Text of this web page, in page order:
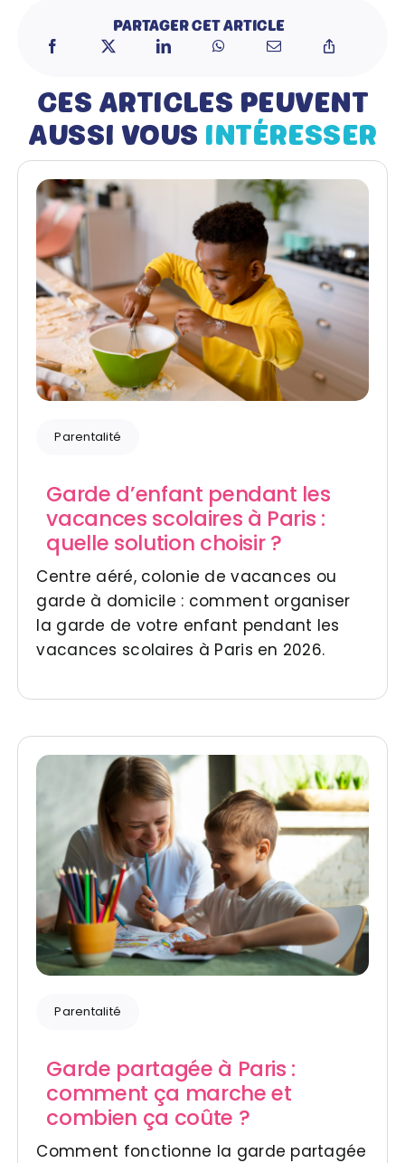
PARTAGER CET ARTICLE
CES ARTICLES PEUVENT
AUSSI VOUS INTÉRESSER
Parentalité
Garde d’enfant pendant les
vacances scolaires à Paris :
quelle solution choisir ?
Centre aéré, colonie de vacances ou
garde à domicile : comment organiser
la garde de votre enfant pendant les
vacances scolaires à Paris en 2026.
Parentalité
Garde partagée à Paris :
comment ça marche et
combien ça coûte ?
Comment fonctionne la garde partagée